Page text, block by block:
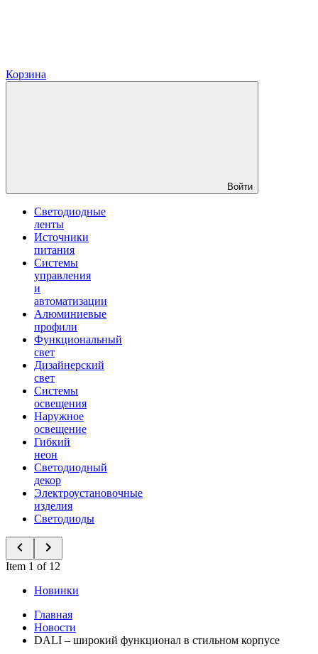
Корзина
Войти
Светодиодные
ленты
Источники
питания
Системы
управления
и
автоматизации
Алюминиевые
профили
Функциональный
свет
Дизайнерский
свет
Системы
освещения
Наружное
освещение
Гибкий
неон
Светодиодный
декор
Электроустановочные
изделия
Светодиоды
Item 1 of 12
Новинки
Главная
Новости
DALI – широкий функционал в стильном корпусе